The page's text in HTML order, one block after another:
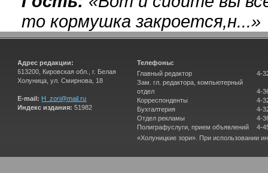
то кормушка закроется,н...»
Адрес редакции:
613200, Кировская обл., г. Белая
Холуница, ул. Смирнова, 18
E-mail: H_zori@mail.ru
Индекс издания: 51982
Телефоны:
Главный редактор
Зам. гл. редактора, компьютерный
отдел
Корреспонденты
Бухгалтерия
Отдел рекламы
Полиграфуслуги, прием объявлений
4-
4-
4-
4-
4-
4-
«Холуницкие зори». При использовании